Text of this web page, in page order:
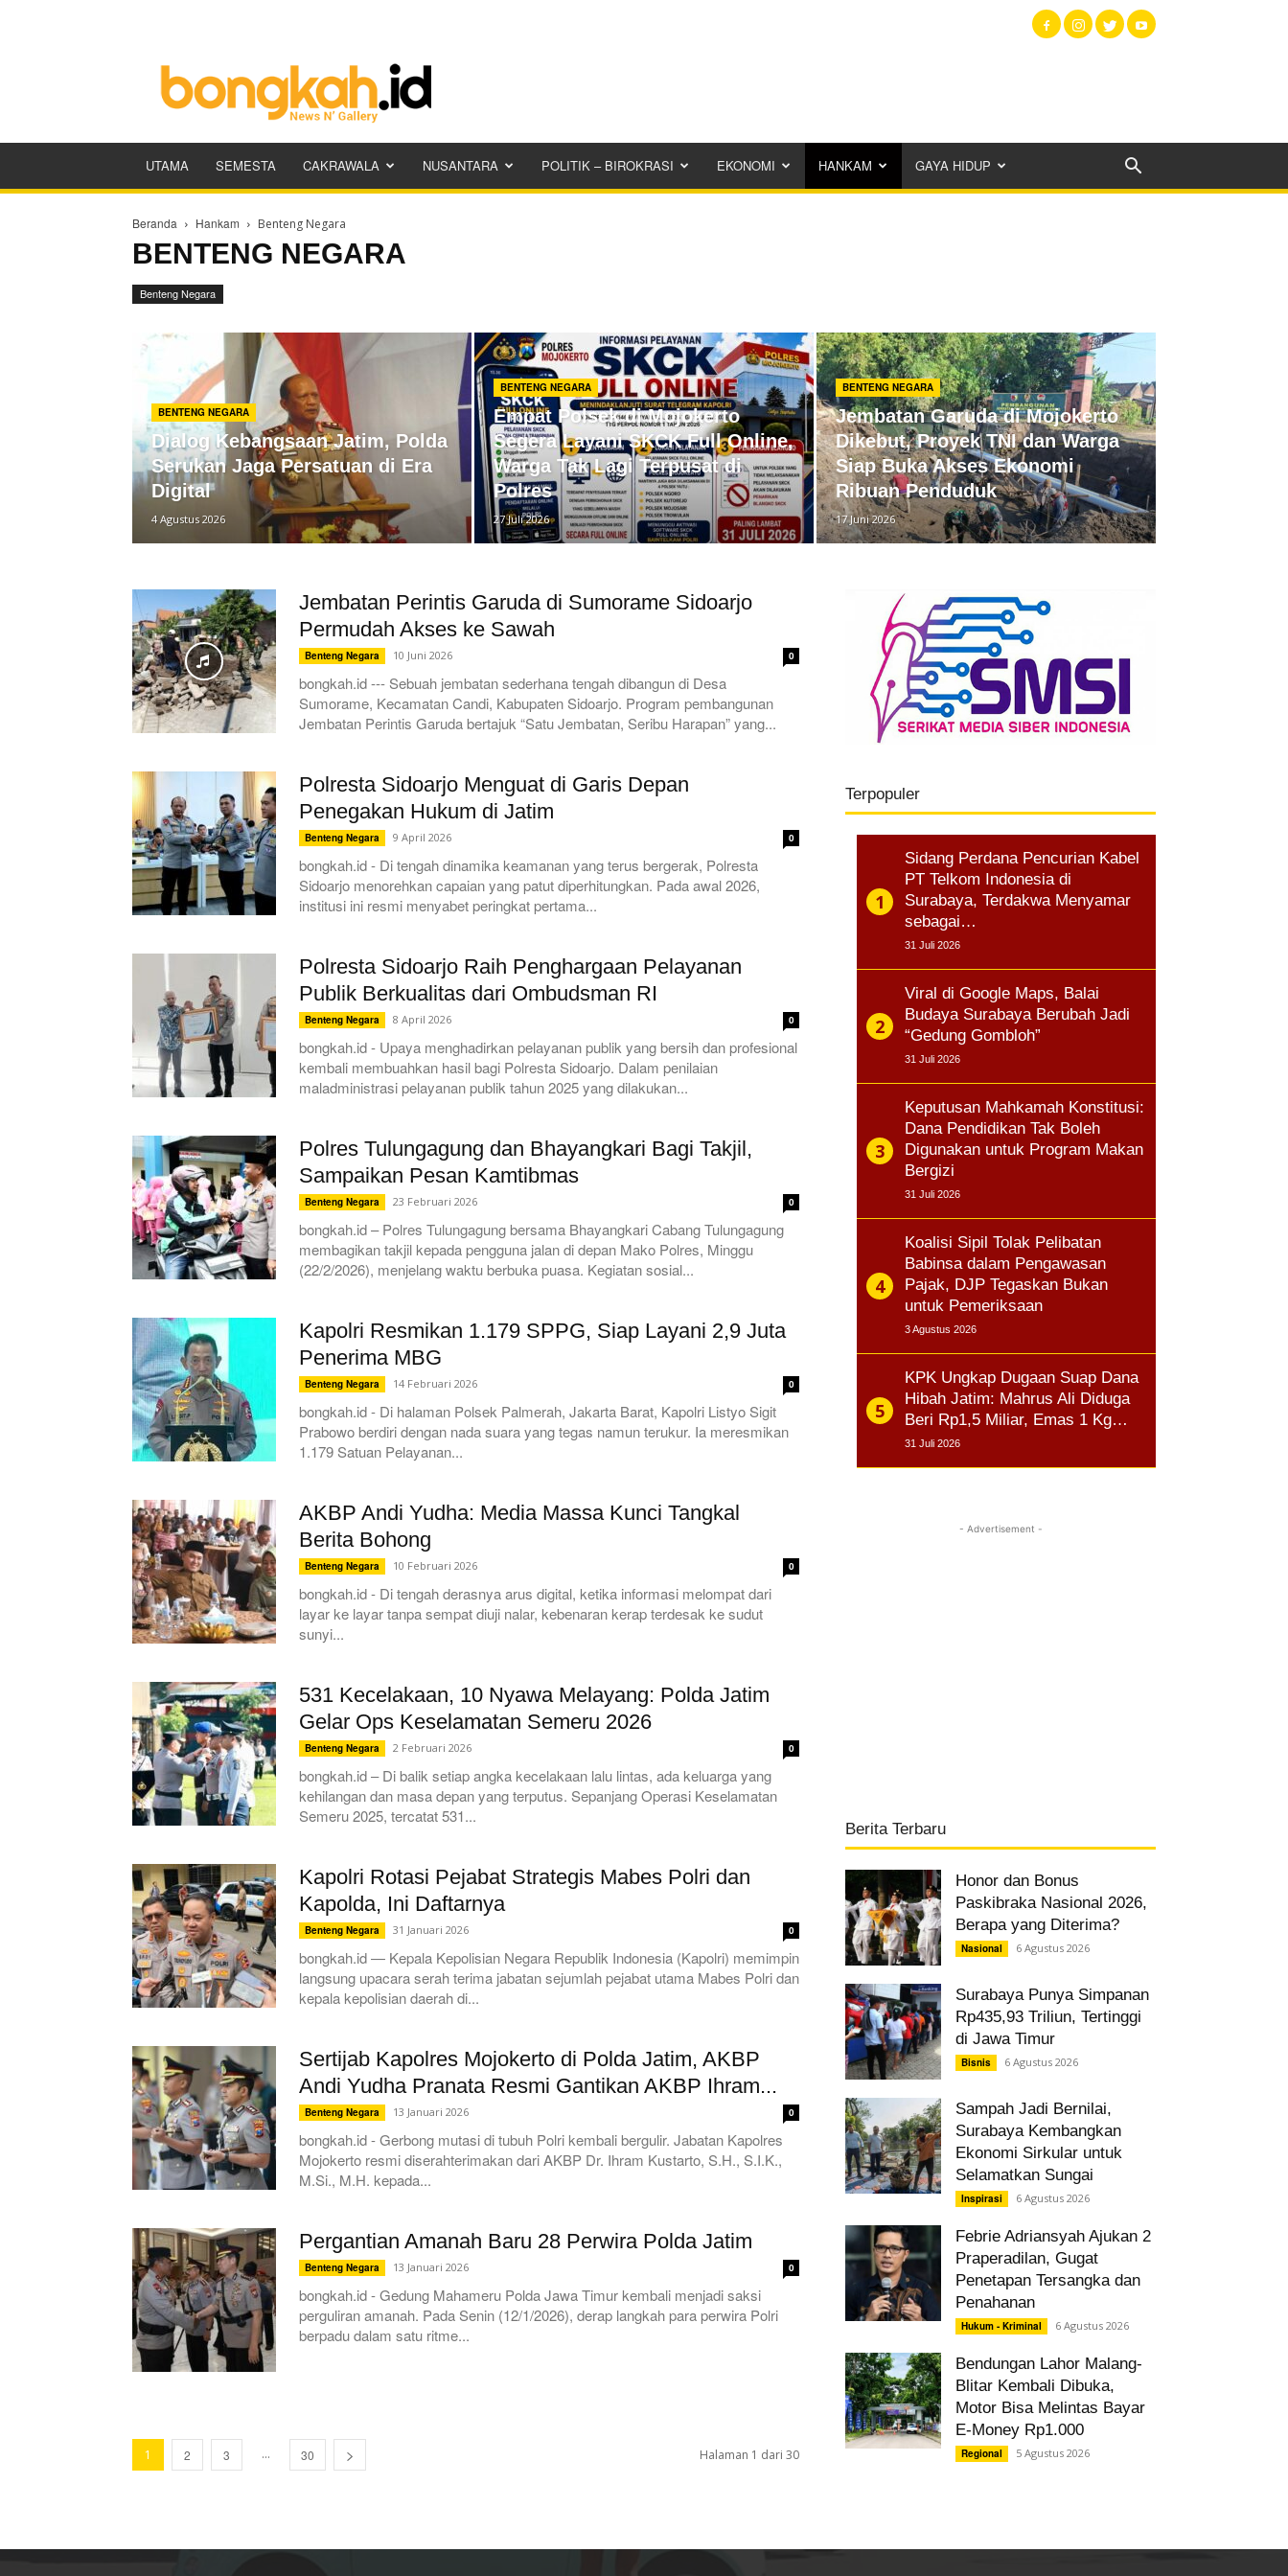
UTAMA SEMESTA CAKRAWALA NUSANTARA POLITIK – BIROKRASI EKONOMI HANKAM GAYA HIDUP
Beranda Hankam Benteng Negara
BENTENG NEGARA
Benteng Negara
BENTENG NEGARA
Dialog Kebangsaan Jatim, Polda
Serukan Jaga Persatuan di Era
Digital
4 Agustus 2026
BENTENG NEGARA
Empat Polsek di Mojokerto
Segera Layani SKCK Full Online,
Warga Tak Lagi Terpusat di
Polres
27 Juli 2026
BENTENG NEGARA
Jembatan Garuda di Mojokerto
Dikebut, Proyek TNI dan Warga
Siap Buka Akses Ekonomi
Ribuan Penduduk
17 Juni 2026
Jembatan Perintis Garuda di Sumorame Sidoarjo
Permudah Akses ke Sawah
Benteng Negara 10 Juni 2026 0
bongkah.id --- Sebuah jembatan sederhana tengah dibangun di Desa
Sumorame, Kecamatan Candi, Kabupaten Sidoarjo. Program pembangunan
Jembatan Perintis Garuda bertajuk “Satu Jembatan, Seribu Harapan” yang...
Polresta Sidoarjo Menguat di Garis Depan
Penegakan Hukum di Jatim
Benteng Negara 9 April 2026 0
bongkah.id - Di tengah dinamika keamanan yang terus bergerak, Polresta
Sidoarjo menorehkan capaian yang patut diperhitungkan. Pada awal 2026,
institusi ini resmi menyabet peringkat pertama...
Polresta Sidoarjo Raih Penghargaan Pelayanan
Publik Berkualitas dari Ombudsman RI
Benteng Negara 8 April 2026 0
bongkah.id - Upaya menghadirkan pelayanan publik yang bersih dan profesional
kembali membuahkan hasil bagi Polresta Sidoarjo. Dalam penilaian
maladministrasi pelayanan publik tahun 2025 yang dilakukan...
Polres Tulungagung dan Bhayangkari Bagi Takjil,
Sampaikan Pesan Kamtibmas
Benteng Negara 23 Februari 2026 0
bongkah.id – Polres Tulungagung bersama Bhayangkari Cabang Tulungagung
membagikan takjil kepada pengguna jalan di depan Mako Polres, Minggu
(22/2/2026), menjelang waktu berbuka puasa. Kegiatan sosial...
Kapolri Resmikan 1.179 SPPG, Siap Layani 2,9 Juta
Penerima MBG
Benteng Negara 14 Februari 2026 0
bongkah.id - Di halaman Polsek Palmerah, Jakarta Barat, Kapolri Listyo Sigit
Prabowo berdiri dengan nada suara yang tegas namun terukur. Ia meresmikan
1.179 Satuan Pelayanan...
AKBP Andi Yudha: Media Massa Kunci Tangkal
Berita Bohong
Benteng Negara 10 Februari 2026 0
bongkah.id - Di tengah derasnya arus digital, ketika informasi melompat dari
layar ke layar tanpa sempat diuji nalar, kebenaran kerap terdesak ke sudut
sunyi...
531 Kecelakaan, 10 Nyawa Melayang: Polda Jatim
Gelar Ops Keselamatan Semeru 2026
Benteng Negara 2 Februari 2026 0
bongkah.id – Di balik setiap angka kecelakaan lalu lintas, ada keluarga yang
kehilangan dan masa depan yang terputus. Sepanjang Operasi Keselamatan
Semeru 2025, tercatat 531...
Kapolri Rotasi Pejabat Strategis Mabes Polri dan
Kapolda, Ini Daftarnya
Benteng Negara 31 Januari 2026 0
bongkah.id — Kepala Kepolisian Negara Republik Indonesia (Kapolri) memimpin
langsung upacara serah terima jabatan sejumlah pejabat utama Mabes Polri dan
kepala kepolisian daerah di...
Sertijab Kapolres Mojokerto di Polda Jatim, AKBP
Andi Yudha Pranata Resmi Gantikan AKBP Ihram...
Benteng Negara 13 Januari 2026 0
bongkah.id - Gerbong mutasi di tubuh Polri kembali bergulir. Jabatan Kapolres
Mojokerto resmi diserahterimakan dari AKBP Dr. Ihram Kustarto, S.H., S.I.K.,
M.Si., M.H. kepada...
Pergantian Amanah Baru 28 Perwira Polda Jatim
Benteng Negara 13 Januari 2026 0
bongkah.id - Gedung Mahameru Polda Jawa Timur kembali menjadi saksi
perguliran amanah. Pada Senin (12/1/2026), derap langkah para perwira Polri
berpadu dalam satu ritme...
1 2 3 ... 30 Halaman 1 dari 30
Terpopuler
Sidang Perdana Pencurian Kabel
PT Telkom Indonesia di
Surabaya, Terdakwa Menyamar
sebagai…
31 Juli 2026
Viral di Google Maps, Balai
Budaya Surabaya Berubah Jadi
“Gedung Gombloh”
31 Juli 2026
Keputusan Mahkamah Konstitusi:
Dana Pendidikan Tak Boleh
Digunakan untuk Program Makan
Bergizi
31 Juli 2026
Koalisi Sipil Tolak Pelibatan
Babinsa dalam Pengawasan
Pajak, DJP Tegaskan Bukan
untuk Pemeriksaan
3 Agustus 2026
KPK Ungkap Dugaan Suap Dana
Hibah Jatim: Mahrus Ali Diduga
Beri Rp1,5 Miliar, Emas 1 Kg…
31 Juli 2026
- Advertisement -
Berita Terbaru
Honor dan Bonus
Paskibraka Nasional 2026,
Berapa yang Diterima?
Nasional 6 Agustus 2026
Surabaya Punya Simpanan
Rp435,93 Triliun, Tertinggi
di Jawa Timur
Bisnis 6 Agustus 2026
Sampah Jadi Bernilai,
Surabaya Kembangkan
Ekonomi Sirkular untuk
Selamatkan Sungai
Inspirasi 6 Agustus 2026
Febrie Adriansyah Ajukan 2
Praperadilan, Gugat
Penetapan Tersangka dan
Penahanan
Hukum - Kriminal 6 Agustus 2026
Bendungan Lahor Malang-
Blitar Kembali Dibuka,
Motor Bisa Melintas Bayar
E-Money Rp1.000
Regional 5 Agustus 2026